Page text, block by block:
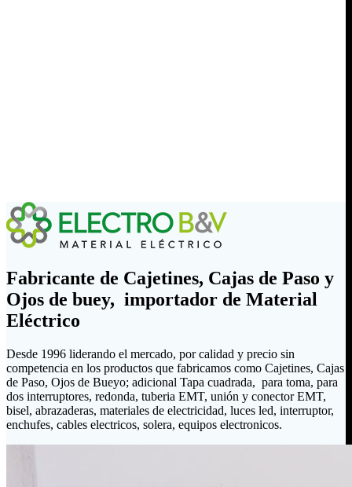
Fabricante de Cajetines, Cajas de Paso y
Ojos de buey, importador de Material
Eléctrico
Desde 1996 liderando el mercado, por calidad y precio sin
competencia en los productos que fabricamos como Cajetines, Cajas
de Paso, Ojos de Bueyo; adicional Tapa cuadrada, para toma, para
dos interruptores, redonda, tuberia EMT, unión y conector EMT,
bisel, abrazaderas, materiales de electricidad, luces led, interruptor,
enchufes, cables electricos, solera, equipos electronicos.